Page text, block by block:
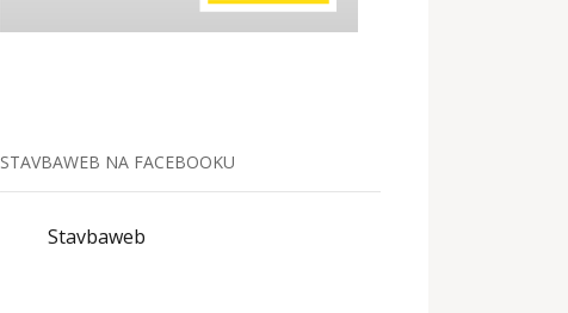
STAVBAWEB NA FACEBOOKU
Stavbaweb